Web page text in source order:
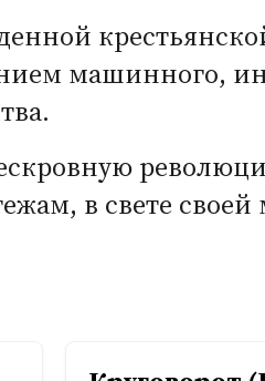
машинного,
в свете